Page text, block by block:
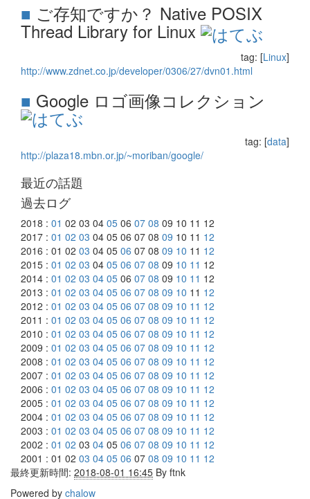
■ ご存知ですか？ Native POSIX
Thread Library for Linux
tag: [Linux]
http://www.zdnet.co.jp/developer/0306/27/dvn01.html
■ Google ロゴ画像コレクション
tag: [data]
http://plaza18.mbn.or.jp/~moriban/google/
最近の話題
過去ログ
2018 : 01 02 03 04 05 06 07 08 09 10 11 12
2017 : 01 02 03 04 05 06 07 08 09 10 11 12
2016 : 01 02 03 04 05 06 07 08 09 10 11 12
2015 : 01 02 03 04 05 06 07 08 09 10 11 12
2014 : 01 02 03 04 05 06 07 08 09 10 11 12
2013 : 01 02 03 04 05 06 07 08 09 10 11 12
2012 : 01 02 03 04 05 06 07 08 09 10 11 12
2011 : 01 02 03 04 05 06 07 08 09 10 11 12
2010 : 01 02 03 04 05 06 07 08 09 10 11 12
2009 : 01 02 03 04 05 06 07 08 09 10 11 12
2008 : 01 02 03 04 05 06 07 08 09 10 11 12
2007 : 01 02 03 04 05 06 07 08 09 10 11 12
2006 : 01 02 03 04 05 06 07 08 09 10 11 12
2005 : 01 02 03 04 05 06 07 08 09 10 11 12
2004 : 01 02 03 04 05 06 07 08 09 10 11 12
2003 : 01 02 03 04 05 06 07 08 09 10 11 12
2002 : 01 02 03 04 05 06 07 08 09 10 11 12
2001 : 01 02 03 04 05 06 07 08 09 10 11 12
最終更新時間: 2018-08-01 16:45 By ftnk
Powered by chalow